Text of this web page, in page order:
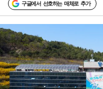
구글에서 선호하는 매체로 추가